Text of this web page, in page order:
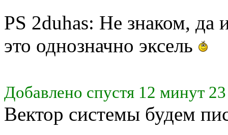
PS 2duhas: Не знаком, да
это однозначно эксель
Добавлено спустя 12 минут
Вектор системы будем